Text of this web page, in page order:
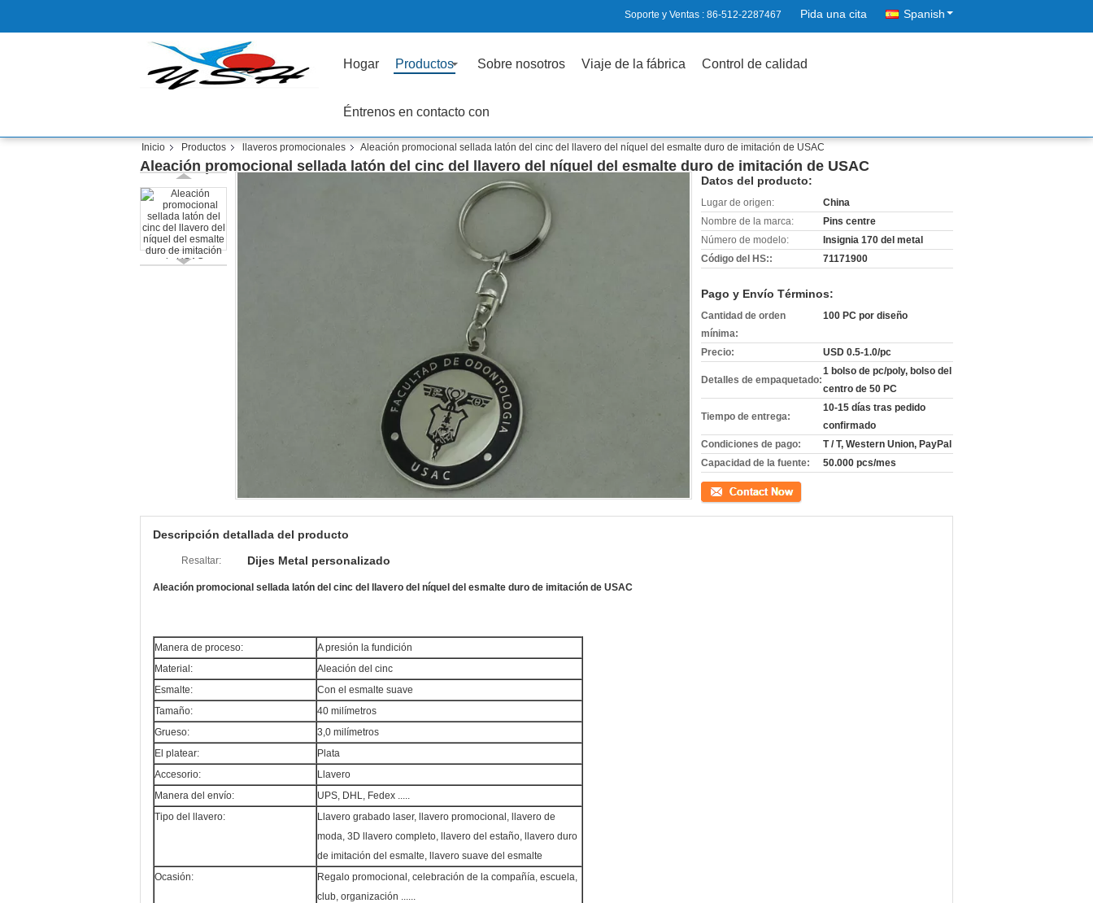
Soporte y Ventas : 86-512-2287467 Pida una cita Spanish
Hogar Productos Sobre nosotros Viaje de la fábrica Control de calidad
Éntrenos en contacto con
Inicio Productos llaveros promocionales Aleación promocional sellada latón del cinc del llavero del níquel del esmalte duro de imitación de USAC
Aleación promocional sellada latón del cinc del llavero del níquel del esmalte duro de imitación de USAC
Datos del producto:
Lugar de origen:
China
Nombre de la marca:
Pins centre
Número de modelo:
Insignia 170 del metal
Código del HS::
71171900
Pago y Envío Términos:
Cantidad de orden
mínima:
100 PC por diseño
Precio: USD 0.5-1.0/pc
Detalles de empaquetado:
1 bolso de pc/poly, bolso del
centro de 50 PC
Tiempo de entrega:
10-15 días tras pedido
confirmado
Condiciones de pago:
T / T, Western Union, PayPal
Capacidad de la fuente:
50.000 pcs/mes
Contacto
Descripción detallada del producto
Resaltar: Dijes Metal personalizado
Aleación promocional sellada latón del cinc del llavero del níquel del esmalte duro de imitación de USAC
Manera de proceso:
A presión la fundición
Material:
Aleación del cinc
Esmalte:
Con el esmalte suave
Tamaño:
40 milímetros
Grueso:
3,0 milímetros
El platear:
Plata
Accesorio:
Llavero
Manera del envío:
UPS, DHL, Fedex .....
Tipo del llavero:
Llavero grabado laser, llavero promocional, llavero de
moda, 3D llavero completo, llavero del estaño, llavero duro
de imitación del esmalte, llavero suave del esmalte
Ocasión:
Regalo promocional, celebración de la compañía, escuela,
club, organización ......